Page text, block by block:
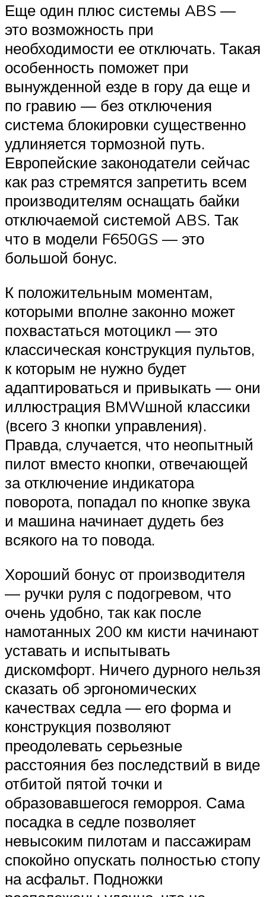
Еще один плюс системы ABS —
это возможность при
необходимости ее отключать. Такая
особенность поможет при
вынужденной езде в гору да еще и
по гравию — без отключения
система блокировки существенно
удлиняется тормозной путь.
Европейские законодатели сейчас
как раз стремятся запретить всем
производителям оснащать байки
отключаемой системой ABS. Так
что в модели F650GS — это
большой бонус.
К положительным моментам,
которыми вполне законно может
похвастаться мотоцикл — это
классическая конструкция пультов,
к которым не нужно будет
адаптироваться и привыкать — они
иллюстрация BMWшной классики
(всего 3 кнопки управления).
Правда, случается, что неопытный
пилот вместо кнопки, отвечающей
за отключение индикатора
поворота, попадал по кнопке звука
и машина начинает дудеть без
всякого на то повода.
Хороший бонус от производителя
— ручки руля с подогревом, что
очень удобно, так как после
намотанных 200 км кисти начинают
уставать и испытывать
дискомфорт. Ничего дурного нельзя
сказать об эргономических
качествах седла — его форма и
конструкция позволяют
преодолевать серьезные
расстояния без последствий в виде
отбитой пятой точки и
образовавшегося геморроя. Сама
посадка в седле позволяет
невысоким пилотам и пассажирам
спокойно опускать полностью стопу
на асфальт. Подножки